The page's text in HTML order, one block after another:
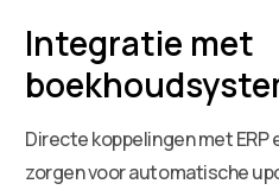
Integratie met
Directe koppelingen met
zorgen voor automatische